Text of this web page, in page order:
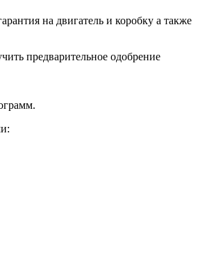
на двигатель и коробку а также
предварительное одобрение